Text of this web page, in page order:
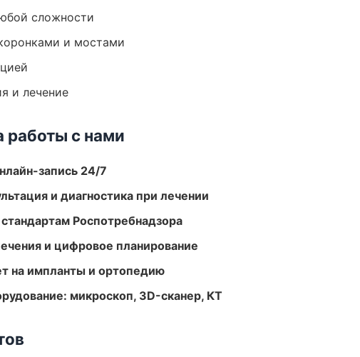
сложности
и мостами
и лечение
с нами
запись 24/7
и диагностика при лечении
Роспотребнадзора
и цифровое планирование
на импланты и ортопедию
микроскоп, 3D-сканер, КТ